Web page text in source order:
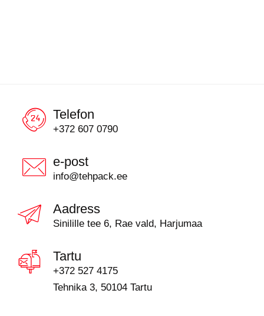
Telefon
+372 607 0790
e-post
info@tehpack.ee
Aadress
Sinilille tee 6, Rae vald, Harjumaa
Tartu
+372 527 4175
Tehnika 3, 50104 Tartu